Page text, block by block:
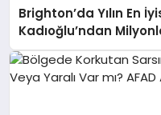
Brighton’da Yılın En
Kadıoğlu’ndan